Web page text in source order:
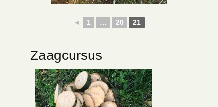
◄ 1 … 20 21
Zaagcursus